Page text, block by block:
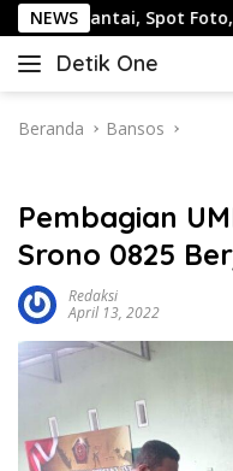
Langsung
ke
konten
NEWS
Foto, dan
Detik One
Tajam
Fakta
Beranda Bansos
Pembagian
Srono 0825
Redaksi
April 13, 2022